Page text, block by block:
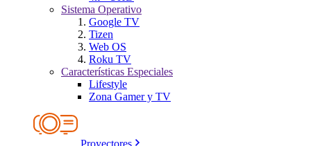
Sistema Operativo
Google TV
Tizen
Web OS
Roku TV
Características Especiales
Lifestyle
Zona Gamer y TV
Proyectores